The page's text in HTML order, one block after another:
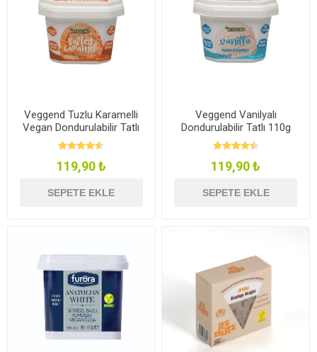
Veggend Tuzlu Karamelli
Vegan Dondurulabilir Tatlı
110g
119,90 ₺
SEPETE EKLE
Veggend Vanilyalı
Dondurulabilir Tatlı 110g
119,90 ₺
SEPETE EKLE